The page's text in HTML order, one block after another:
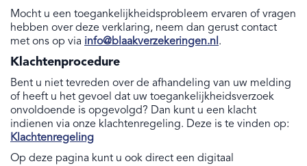
Mocht u een toegankelijkheidsprobleem ervaren of vragen
hebben over deze verklaring, neem dan gerust contact
met ons op via info@blaakverzekeringen.nl .
Klachtenprocedure
Bent u niet tevreden over de afhandeling van uw melding
of heeft u het gevoel dat uw toegankelijkheidsverzoek
onvoldoende is opgevolgd? Dan kunt u een klacht
indienen via onze klachtenregeling. Deze is te vinden op:
Klachtenregeling
Op deze pagina kunt u ook direct een digitaal